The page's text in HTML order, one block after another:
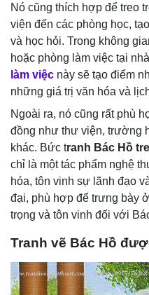
Nó cũng thích hợp để treo
viện đến các phòng học,
và học hỏi. Trong không
hoặc phòng làm việc tại
làm việc này sẽ tạo điểm
những giá trị văn hóa và
Ngoài ra, nó cũng rất phù
đồng như thư viện, trường
khác. Bức tranh Bác Hồ
chỉ là một tác phẩm nghệ
hóa, tôn vinh sự lãnh đạo
đại, phù hợp để trưng bày
trọng và tôn vinh đối với
Tranh vẽ Bác Hồ